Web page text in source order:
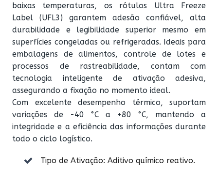
baixas temperaturas, os rótulos Ultra Freeze
Label (UFL3) garantem adesão confiável, alta
durabilidade e legibilidade superior mesmo em
superfícies congeladas ou refrigeradas. Ideais para
embalagens de alimentos, controle de lotes e
processos de rastreabilidade, contam com
tecnologia inteligente de ativação adesiva,
assegurando a fixação no momento ideal.
Com excelente desempenho térmico, suportam
variações de -40 °C a +80 °C, mantendo a
integridade e a eficiência das informações durante
todo o ciclo logístico.
Tipo de Ativação: Aditivo químico reativo.